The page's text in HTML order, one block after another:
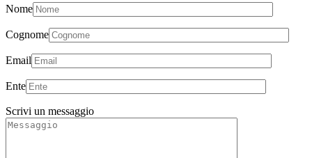
Nome
Cognome
Email
Ente
Scrivi un messaggio